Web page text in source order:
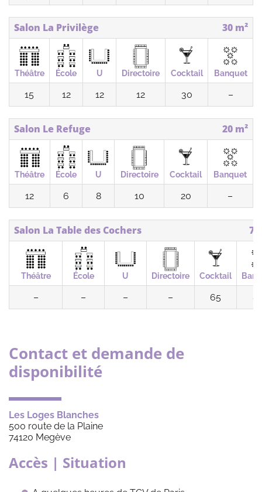
Salon La Privilège 30 m²
Théâtre École U Directoire Cocktail Banquet
15 12 12 12 30 –
Salon Le Refuge 20 m²
Théâtre École U Directoire Cocktail Banquet
12 6 8 10 20 –
Salon La Table des Cochers 75
Théâtre École U Directoire Cocktail
– – – – 65
Contact et demande de
disponibilité
Les Loges Blanches
500 route de la Plaine
74120 Megève
Accès | Situation